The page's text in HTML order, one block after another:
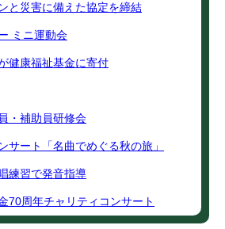
と災害に備えた協定を締結
ミニ運動会
健康福祉基金に寄付
・補助員研修会
サート「名曲でめぐる秋の旅」
練習で発音指導
70周年チャリティコンサート